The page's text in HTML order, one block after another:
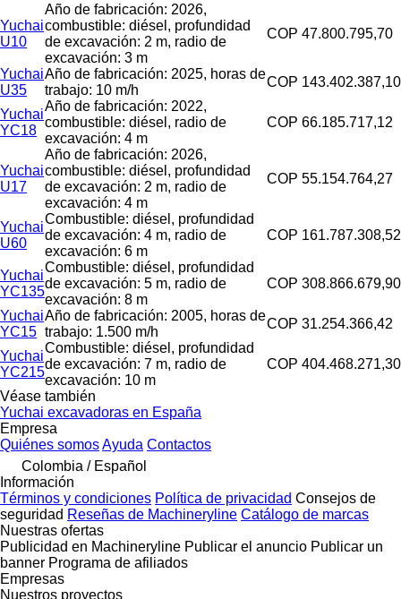
Yuchai
U10
Año de fabricación: 2026,
combustible: diésel, profundidad
de excavación: 2 m, radio de
excavación: 3 m
COP 47.800.795,70
Yuchai
U35
Año de fabricación: 2025, horas de
trabajo: 10 m/h
COP 143.402.387,10
Yuchai
YC18
Año de fabricación: 2022,
combustible: diésel, radio de
excavación: 4 m
COP 66.185.717,12
Yuchai
U17
Año de fabricación: 2026,
combustible: diésel, profundidad
de excavación: 2 m, radio de
excavación: 4 m
COP 55.154.764,27
Yuchai
U60
Combustible: diésel, profundidad
de excavación: 4 m, radio de
excavación: 6 m
COP 161.787.308,52
Yuchai
YC135
Combustible: diésel, profundidad
de excavación: 5 m, radio de
excavación: 8 m
COP 308.866.679,90
Yuchai
YC15
Año de fabricación: 2005, horas de
trabajo: 1.500 m/h
COP 31.254.366,42
Yuchai
YC215
Combustible: diésel, profundidad
de excavación: 7 m, radio de
excavación: 10 m
COP 404.468.271,30
Véase también
Yuchai excavadoras en España
Empresa
Quiénes somosAyuda Contactos
Colombia / Español
Información
Términos y condiciones Política de privacidad Consejos de
seguridad Reseñas de Machineryline Catálogo de marcas
Nuestras ofertas
Publicidad en Machineryline Publicar el anuncio Publicar un
banner Programa de afiliados
Empresas
Nuestros proyectos